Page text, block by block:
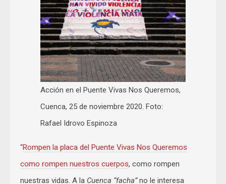
Acción en el Puente Vivas Nos Queremos,
Cuenca, 25 de noviembre 2020. Foto:
Rafael Idrovo Espinoza
“Rompen la placa del Puente Vivas Nos Queremos
como rompen nuestros cuerpos, como rompen
nuestras vidas. A la Cuenca “facha”no le interesa